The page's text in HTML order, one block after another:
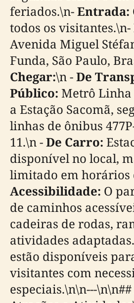
feriados.\n-Entrada:
todos os visitantes.\n-
Avenida Miguel
Funda, São Paulo,
Chegar:\n -De
Público: Metrô Linha
a Estação Sacomã,
linhas de ônibus
11.\n -De Carro:
disponível no local,
limitado em horários
Acessibilidade: O
de caminhos
cadeiras de rodas,
atividades
estão disponíveis
visitantes com
especiais.\n\n---